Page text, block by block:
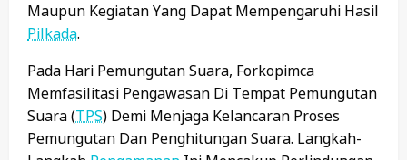
Maupun Kegiatan Yang Dapat Mempengaruhi Hasil
Pilkada.
Pada Hari Pemungutan Suara, Forkopimca
Memfasilitasi Pengawasan Di Tempat Pemungutan
Suara (TPS) Demi Menjaga Kelancaran Proses
Pemungutan Dan Penghitungan Suara. Langkah-